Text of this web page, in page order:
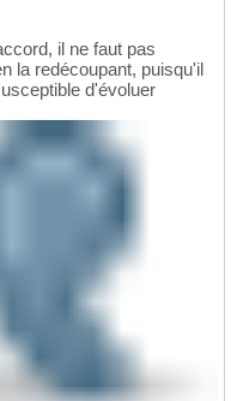
il ne faut pas
la redécoupant, puisqu'il
d'évoluer